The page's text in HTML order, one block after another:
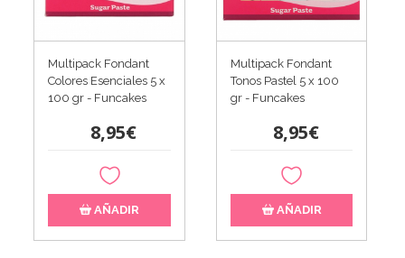
Multipack Fondant
Colores Esenciales 5 x
100 gr - Funcakes
8,95€
AÑADIR
Multipack Fondant
Tonos Pastel 5 x 100
gr - Funcakes
8,95€
AÑADIR